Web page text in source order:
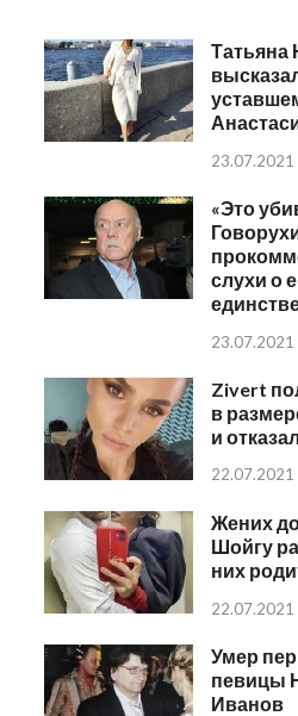
Татьяна
23.07.2021
«Это
слухи о
23.07.2021
Zivert
в
и
22.07.2021
Жених
Шойгу
них
22.07.2021
Умер
певицы
Иванов